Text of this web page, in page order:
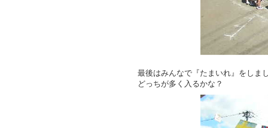
最後はみんなで『たまいれ』をしま
どっちが多く入るかな？